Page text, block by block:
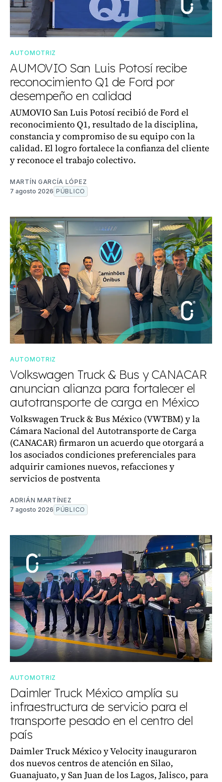
AUTOMOTRIZ
AUMOVIO San Luis Potosí recibe
reconocimiento Q1 de Ford por
desempeño en calidad
AUMOVIO San Luis Potosí recibió de Ford el
reconocimiento Q1, resultado de la disciplina,
constancia y compromiso de su equipo con la
calidad. El logro fortalece la confianza del cliente
y reconoce el trabajo colectivo.
MARTÍN GARCÍA LÓPEZ
7 agosto 2026 PÚBLICO
AUTOMOTRIZ
Volkswagen Truck & Bus y CANACAR
anuncian alianza para fortalecer el
autotransporte de carga en México
Volkswagen Truck & Bus México (VWTBM) y la
Cámara Nacional del Autotransporte de Carga
(CANACAR) firmaron un acuerdo que otorgará a
los asociados condiciones preferenciales para
adquirir camiones nuevos, refacciones y
servicios de postventa
ADRIÁN MARTÍNEZ
7 agosto 2026 PÚBLICO
AUTOMOTRIZ
Daimler Truck México amplía su
infraestructura de servicio para el
transporte pesado en el centro del
país
Daimler Truck México y Velocity inauguraron
dos nuevos centros de atención en Silao,
Guanajuato, y San Juan de los Lagos, Jalisco, para